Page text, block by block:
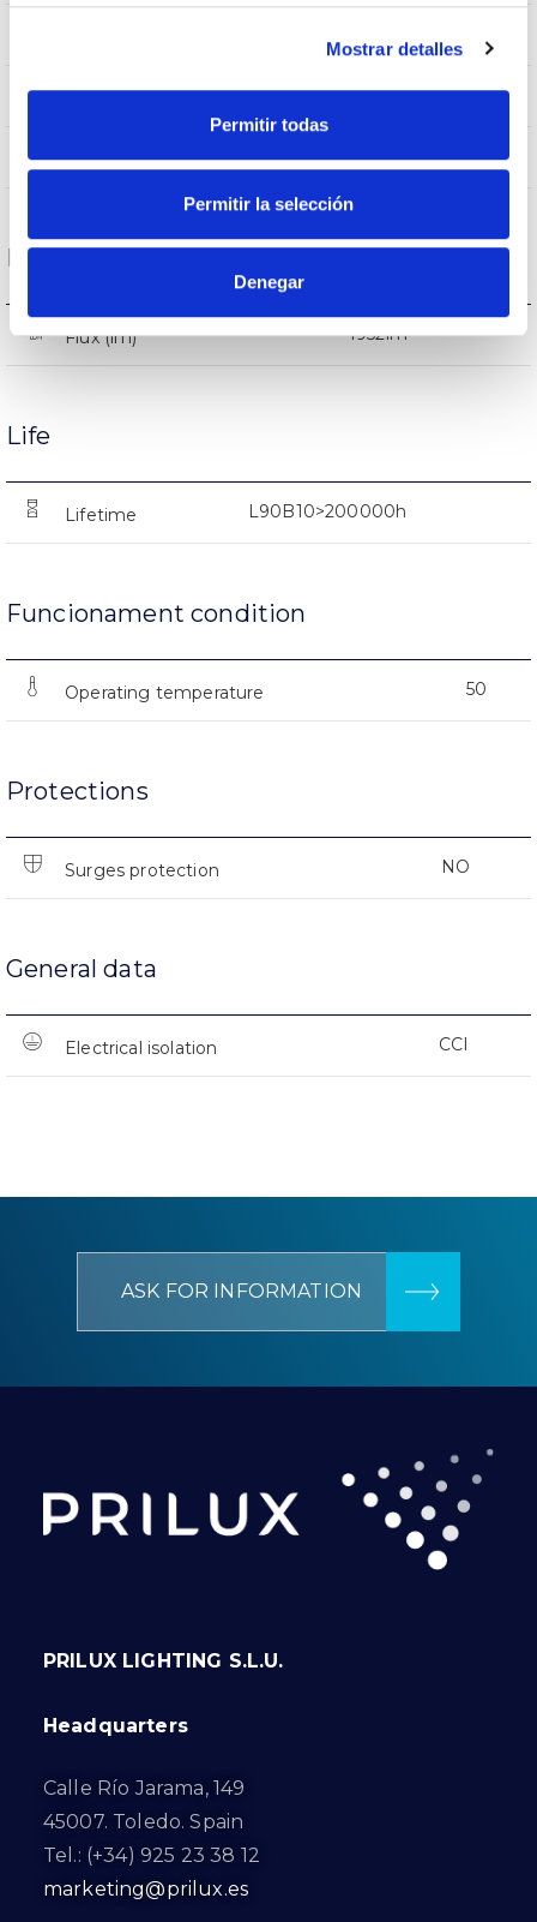
Mostrar detalles
Permitir todas
Permitir la selección
Denegar
Body color 9005
Body AL iap
Performance
Flux (lm) 4952lm
Life
Lifetime L90B10>200000h
Funcionament condition
Operating temperature 50
Protections
Surges protection NO
General data
Electrical isolation CCI
ASK FOR INFORMATION
PRILUX LIGHTING S.L.U.
Headquarters
Calle Río Jarama, 149
45007. Toledo. Spain
Tel.: (+34) 925 23 38 12
marketing@prilux.es